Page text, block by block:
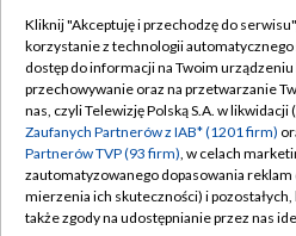
TVP
Abonament TVP
Emisja w TVP
Centrum informacji TVP
Naziemna Telewizja Cyfrowa
Polityka
Moje
Kliknij "Akceptuję i przechodzę do
korzystanie z technologii automatycznego
dostęp do informacji na Twoim
przechowywanie oraz na przetwarzanie
nas, czyli Telewizję Polską S.A. w likwidacji
Zaufanych Partnerów z IAB* (1201 firm)
Partnerów TVP (93 firm), w celach
zautomatyzowanego dopasowania
mierzenia ich skuteczności) i
także zgody na udostępnianie przez nas